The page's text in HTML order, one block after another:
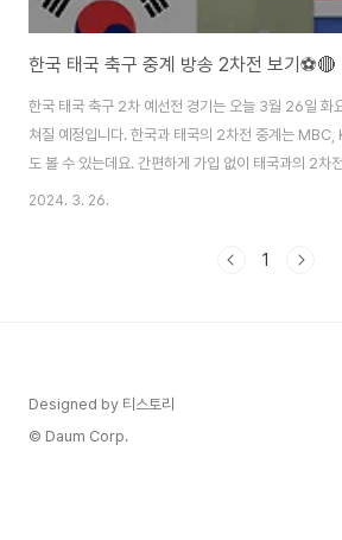
한국 태국 축구 중계 방송 2차전 보기⚽🔴
한국 태국 축구 2차 예선전 경기는 오늘 3월 26일 화
쳐질 예정입니다. 한국과 태국의 2차전 중계는 MBC,
도 볼 수 있는데요. 간편하게 가입 없이 태국과의 2차
은 위의 목차를 참고하시면 한 방에 볼 수 있습니다. 주
끝나기 전에 한국 태국 축구 중계방송을 보는 것을 서
2024. 3. 26.
1
Designed by 티스토리
© Daum Corp.